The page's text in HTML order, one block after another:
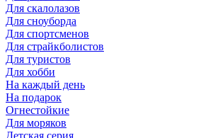
Для скалолазов
Для сноуборда
Для спортсменов
Для страйкболистов
Для туристов
Для хобби
На каждый день
На подарок
Огнестойкие
Для моряков
Детская серия